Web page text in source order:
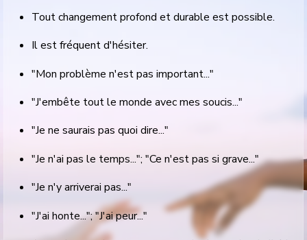
Tout changement profond et durable est possible.
Il est fréquent d'hésiter.
"Mon problème n'est pas important..."
"J'embête tout le monde avec mes soucis..."
"Je ne saurais pas quoi dire..."
"Je n'ai pas le temps..."; "Ce n'est pas si grave..."
"Je n'y arriverai pas..."
"J'ai honte..."; "J'ai peur..."